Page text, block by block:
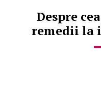
Despre
remedii la